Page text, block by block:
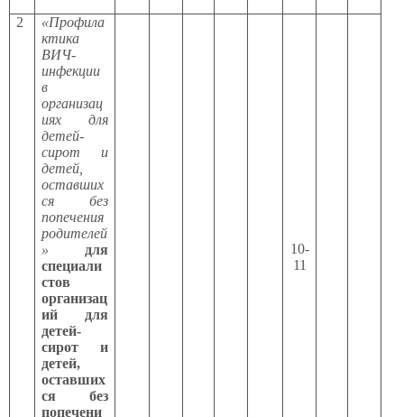
2
«Профила
ктика
ВИЧ-
инфекции
в
организац
иях для
детей-
сирот и
детей,
оставших
ся без
попечения
родителей
» для
специали
стов
организац
ий для
детей-
сирот и
детей,
оставших
ся без
попечени
10-
11